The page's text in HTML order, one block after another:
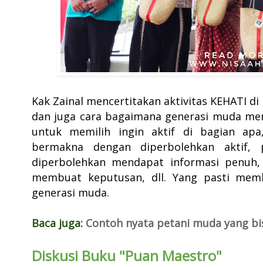
Kak Zainal mencertitakan aktivitas KEHATI
dan juga cara bagaimana generasi muda
untuk memilih ingin aktif di bagian
bermakna dengan diperbolehkan aktif,
diperbolehkan mendapat informasi
membuat keputusan, dll. Yang pasti
generasi muda.
Baca juga: Contoh nyata petani muda yang
Diskusi Buku "Puan Maestro"